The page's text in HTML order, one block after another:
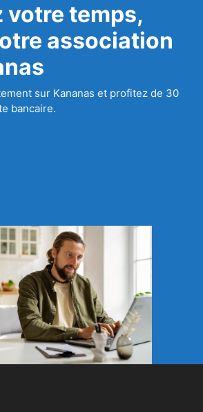
votre temps,
association
sur Kananas et profitez de 30
bancaire.